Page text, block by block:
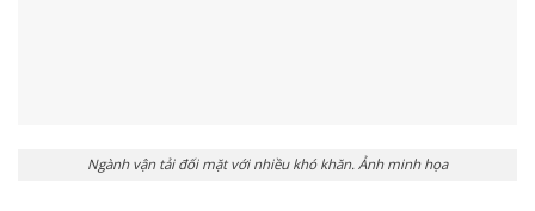
Ngành vận tải đối mặt với nhiều khó khăn. Ảnh minh họa